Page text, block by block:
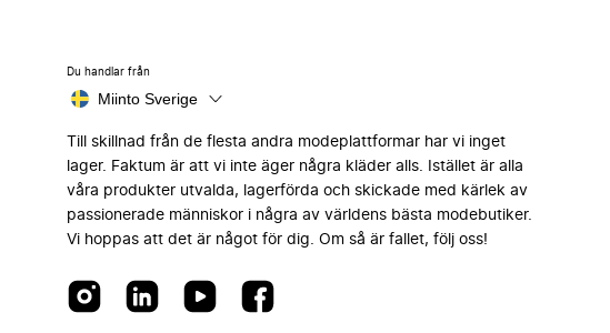
Du handlar från
Miinto Sverige
Till skillnad från de flesta andra modeplattformar har vi inget
lager. Faktum är att vi inte äger några kläder alls. Istället är alla
våra produkter utvalda, lagerförda och skickade med kärlek av
passionerade människor i några av världens bästa modebutiker.
Vi hoppas att det är något för dig. Om så är fallet, följ oss!